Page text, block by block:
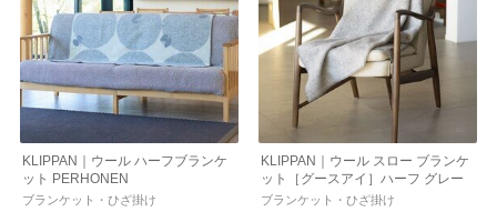
KLIPPAN｜ウール ハーフブランケ
ット PERHONEN
ブランケット・ひざ掛け
KLIPPAN｜ウール スロー ブランケ
ット［グースアイ］ハーフ グレー
ブランケット・ひざ掛け